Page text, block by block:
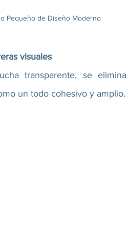
Pequeño de Diseño Moderno
visuales
transparente, se elimina
un todo cohesivo y amplio.